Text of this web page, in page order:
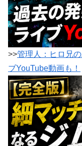
>>管理人：ヒロ兄
ブYouTube動画も！